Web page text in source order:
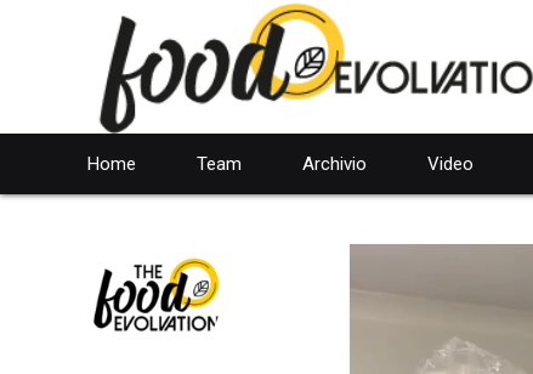
Home Team Archivio Video